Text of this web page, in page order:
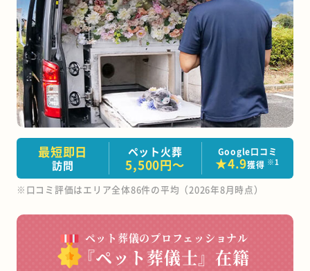
築上町
遠賀町
川崎町
鞍手町
芦屋町
大刀洗町
大木町
桂川町
香春町
添田町
糸田町
小竹町
久山町
上毛町
吉富町
大任町
赤村
東峰村
最短即日
訪問
ペット火葬
5,500円～
Google口コミ
★4.9獲得 ※1
※口コミ評価はエリア全体86件の平均（2026年8月時点）
ペット葬儀のプロフェッショナル
『ペット葬儀士』在籍